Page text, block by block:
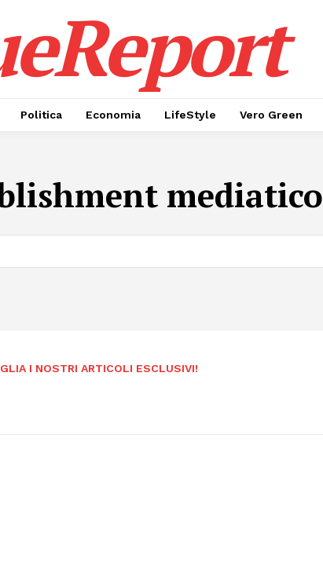
Politica Economia LifeStyle Vero Green
mediatico
I NOSTRI ARTICOLI ESCLUSIVI!